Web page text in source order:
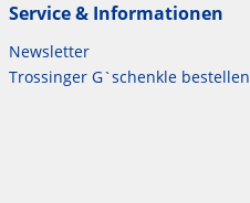
Service & Informationen
Newsletter
Trossinger G`schenkle bestellen